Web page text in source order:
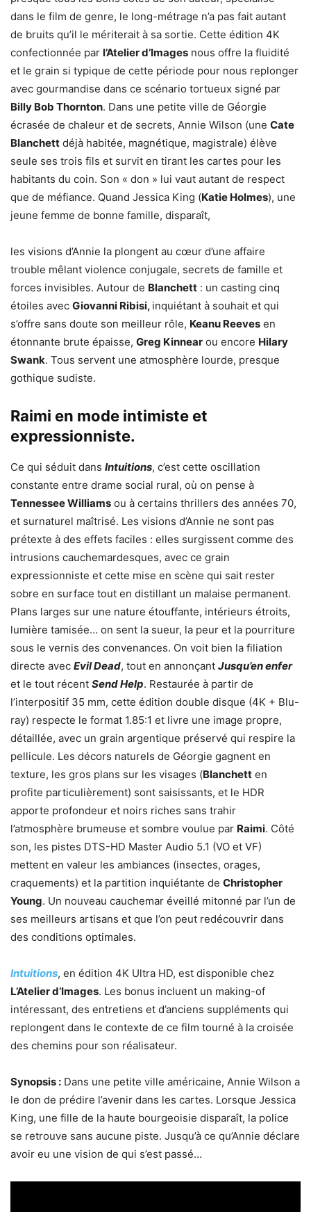
dans le film de genre, le long-métrage n’a pas fait autant
de bruits qu’il le mériterait à sa sortie. Cette édition 4K
confectionnée par l’Atelier d’Images nous offre la fluidité
et le grain si typique de cette période pour nous replonger
avec gourmandise dans ce scénario tortueux signé par
Billy Bob Thornton. Dans une petite ville de Géorgie
écrasée de chaleur et de secrets, Annie Wilson (une Cate
Blanchett déjà habitée, magnétique, magistrale) élève
seule ses trois fils et survit en tirant les cartes pour les
habitants du coin. Son « don » lui vaut autant de respect
que de méfiance. Quand Jessica King (Katie Holmes), une
jeune femme de bonne famille, disparaît,
les visions d’Annie la plongent au cœur d’une affaire
trouble mêlant violence conjugale, secrets de famille et
forces invisibles. Autour de Blanchett : un casting cinq
étoiles avec Giovanni Ribisi, inquiétant à souhait et qui
s’offre sans doute son meilleur rôle, Keanu Reeves en
étonnante brute épaisse, Greg Kinnear ou encore Hilary
Swank. Tous servent une atmosphère lourde, presque
gothique sudiste.
Raimi en mode intimiste et
expressionniste.
Ce qui séduit dans Intuitions, c’est cette oscillation
constante entre drame social rural, où on pense à
Tennessee Williams ou à certains thrillers des années 70,
et surnaturel maîtrisé. Les visions d’Annie ne sont pas
prétexte à des effets faciles : elles surgissent comme des
intrusions cauchemardesques, avec ce grain
expressionniste et cette mise en scène qui sait rester
sobre en surface tout en distillant un malaise permanent.
Plans larges sur une nature étouffante, intérieurs étroits,
lumière tamisée… on sent la sueur, la peur et la pourriture
sous le vernis des convenances. On voit bien la filiation
directe avec Evil Dead, tout en annonçant Jusqu’en enfer
et le tout récent Send Help. Restaurée à partir de
l’interpositif 35 mm, cette édition double disque (4K + Blu-
ray) respecte le format 1.85:1 et livre une image propre,
détaillée, avec un grain argentique préservé qui respire la
pellicule. Les décors naturels de Géorgie gagnent en
texture, les gros plans sur les visages (Blanchett en
profite particulièrement) sont saisissants, et le HDR
apporte profondeur et noirs riches sans trahir
l’atmosphère brumeuse et sombre voulue par Raimi. Côté
son, les pistes DTS-HD Master Audio 5.1 (VO et VF)
mettent en valeur les ambiances (insectes, orages,
craquements) et la partition inquiétante de Christopher
Young. Un nouveau cauchemar éveillé mitonné par l’un de
ses meilleurs artisans et que l’on peut redécouvrir dans
des conditions optimales.
Intuitions, en édition 4K Ultra HD, est disponible chez
L’Atelier d’Images. Les bonus incluent un making-of
intéressant, des entretiens et d’anciens suppléments qui
replongent dans le contexte de ce film tourné à la croisée
des chemins pour son réalisateur.
Synopsis : Dans une petite ville américaine, Annie Wilson a
le don de prédire l’avenir dans les cartes. Lorsque Jessica
King, une fille de la haute bourgeoisie disparaît, la police
se retrouve sans aucune piste. Jusqu’à ce qu’Annie déclare
avoir eu une vision de qui s’est passé…